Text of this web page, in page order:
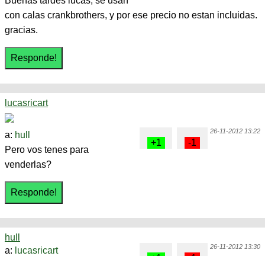
con calas crankbrothers, y por ese precio no estan incluidas.
gracias.
lucasricart
26-11-2012 13:22
a: hull
Pero vos tenes para
venderlas?
hull
26-11-2012 13:30
a: lucasricart